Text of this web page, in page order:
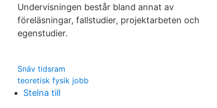
Undervisningen består bland annat av
föreläsningar, fallstudier, projektarbeten och
egenstudier.
Snäv tidsram
teoretisk fysik jobb
Stelna till